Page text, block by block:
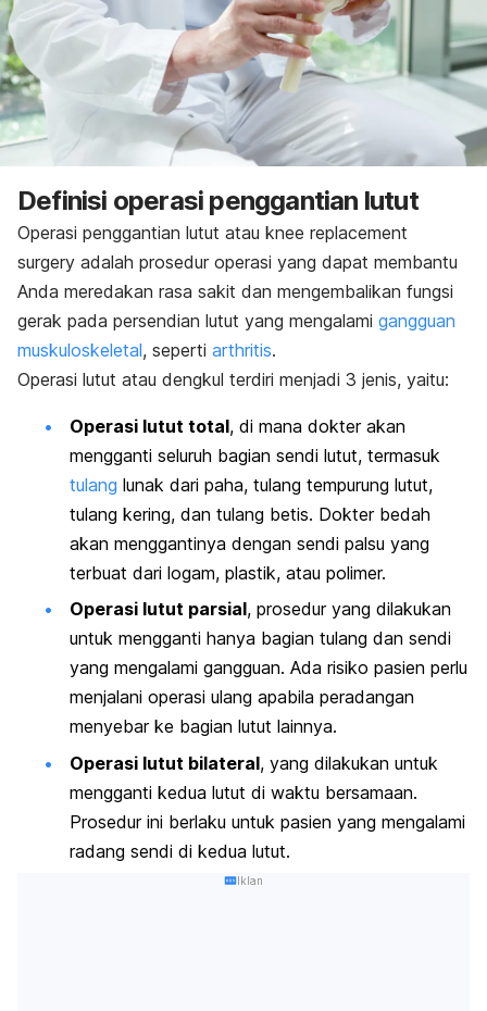
Definisi operasi penggantian lutut
Operasi penggantian lutut atau knee replacement
surgery adalah prosedur operasi yang dapat membantu
Anda meredakan rasa sakit dan mengembalikan fungsi
gerak pada persendian lutut yang mengalami gangguan
muskuloskeletal, seperti arthritis.
Operasi lutut atau dengkul terdiri menjadi 3 jenis, yaitu:
Operasi lutut total, di mana dokter akan
mengganti seluruh bagian sendi lutut, termasuk
tulang lunak dari paha, tulang tempurung lutut,
tulang kering, dan tulang betis. Dokter bedah
akan menggantinya dengan sendi palsu yang
terbuat dari logam, plastik, atau polimer.
Operasi lutut parsial, prosedur yang dilakukan
untuk mengganti hanya bagian tulang dan sendi
yang mengalami gangguan. Ada risiko pasien perlu
menjalani operasi ulang apabila peradangan
menyebar ke bagian lutut lainnya.
Operasi lutut bilateral, yang dilakukan untuk
mengganti kedua lutut di waktu bersamaan.
Prosedur ini berlaku untuk pasien yang mengalami
radang sendi di kedua lutut.
Iklan